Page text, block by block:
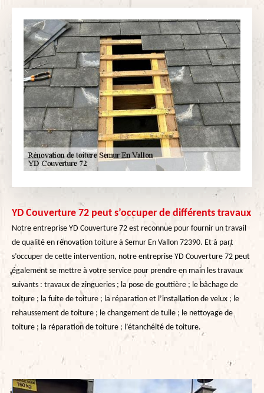
YD Couverture 72 peut s’occuper de différents travaux
Notre entreprise YD Couverture 72 est reconnue pour fournir un travail
de qualité en rénovation toiture à Semur En Vallon 72390. Et à part
s’occuper de cette intervention, notre entreprise YD Couverture 72 peut
également se mettre à votre service pour prendre en main les travaux
suivants : travaux de zingueries ; la pose de gouttière ; le bâchage de
toiture ; la fuite de toiture ; la réparation et l’installation de velux ; le
rehaussement de toiture ; le changement de tuile ; le nettoyage de
toiture ; la réparation de toiture ; l’étanchéité de toiture.